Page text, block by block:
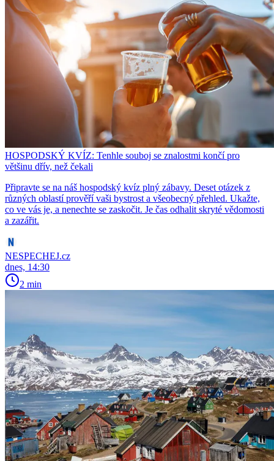
HOSPODSKÝ KVÍZ: Tenhle souboj se znalostmi končí pro
většinu dřív, než čekali
Připravte se na náš hospodský kvíz plný zábavy. Deset otázek z
různých oblastí prověří vaši bystrost a všeobecný přehled. Ukažte,
co ve vás je, a nenechte se zaskočit. Je čas odhalit skryté vědomosti
a zazářit.
NESPECHEJ.cz
dnes, 14:30
2 min